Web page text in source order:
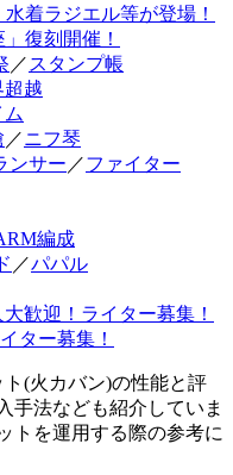
着ラジエル等が登場！
復刻開催！
／ スタンプ帳
超越
／ニフ琴
ンサー ／ファイター
編成
／パパル
歓迎！ライター募集！
ター募集！
(火カバン)の性能と評
手法なども紹介していま
トを運用する際の参考に